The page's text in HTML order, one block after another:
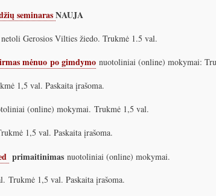
seminaras NAUJA
Gerosios Vilties žiedo. Trukmė 1.5 val.
mėnuo po gimdymonuotoliniai (online) mokymai:
1,5 val. Paskaita įrašoma.
(online) mokymai. Trukmė 1,5 val.
1,5 val. Paskaita įrašoma.
primaitinimasnuotoliniai (online) mokymai.
Trukmė 1,5 val. Paskaita įrašoma.